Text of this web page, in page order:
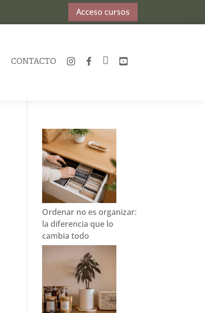
Acceso cursos
CONTACTO INSTAGRAM
FACEBOOK
TWITTERYOUTUBE
Ordenar no es organizar:
la diferencia que lo
cambia todo